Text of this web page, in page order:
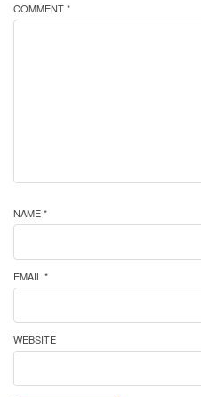
COMMENT *
NAME *
EMAIL *
WEBSITE